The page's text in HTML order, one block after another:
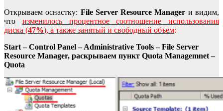
Открываем оснастку: File Server ResourceManager и видим,
что изменилось процентное соотношение использования
диска (47%), а также занятый и свободный объем:
Start – Control Panel – Administrative Tools – File Server
Resource Manager, раскрываем пункт Quota Managemnet –
Quota